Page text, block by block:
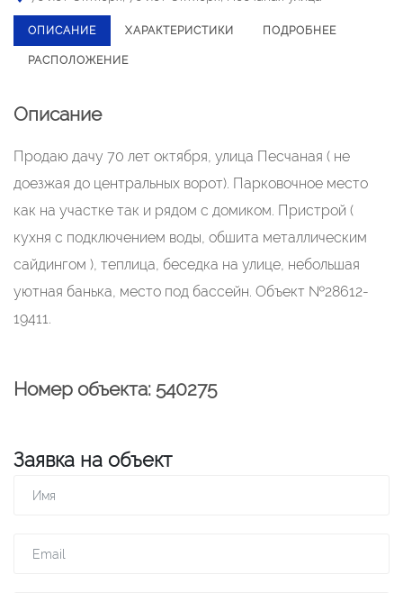
ОПИСАНИЕ ХАРАКТЕРИСТИКИ ПОДРОБНЕЕ
РАСПОЛОЖЕНИЕ
Описание
Продаю дачу 70 лет октября, улица Песчаная ( не
доезжая до центральных ворот). Парковочное место
как на участке так и рядом с домиком. Пристрой (
кухня с подключением воды, обшита металлическим
сайдингом ), теплица, беседка на улице, небольшая
уютная банька, место под бассейн. Объект №28612-
19411.
Номер объекта: 540275
Заявка на объект